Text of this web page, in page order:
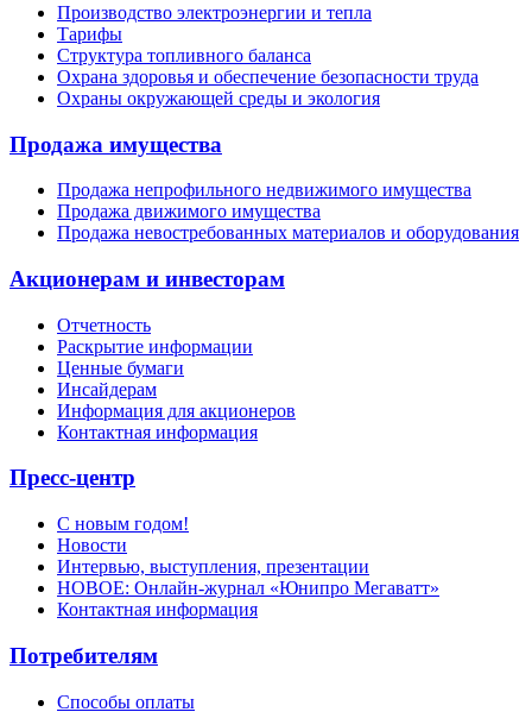
Производство электроэнергии и тепла
Тарифы
Структура топливного баланса
Охрана здоровья и обеспечение безопасности труда
Охраны окружающей среды и экология
Продажа имущества
Продажа непрофильного недвижимого имущества
Продажа движимого имущества
Продажа невостребованных материалов и оборудования
Акционерам и инвесторам
Отчетность
Раскрытие информации
Ценные бумаги
Инсайдерам
Информация для акционеров
Контактная информация
Пресс-центр
С новым годом!
Новости
Интервью, выступления, презентации
НОВОЕ: Онлайн-журнал «Юнипро Мегаватт»
Контактная информация
Потребителям
Способы оплаты